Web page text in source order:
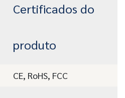
Certificados do
produto
CE, RoHS, FCC